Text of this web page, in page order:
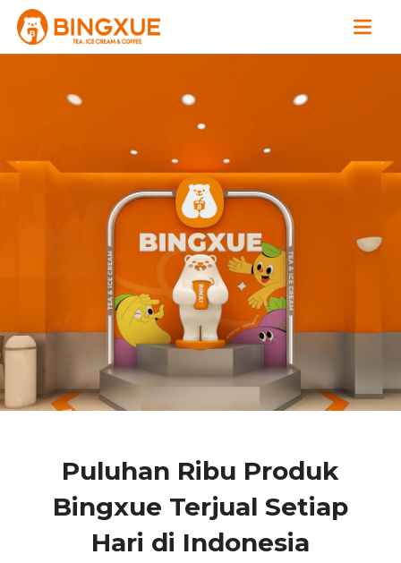
Puluhan Ribu Produk
Bingxue Terjual Setiap
Hari di Indonesia